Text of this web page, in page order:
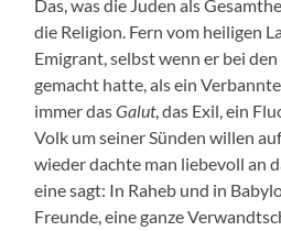
Das, was die Juden als
die Religion. Fern vom heiligen
Emigrant, selbst wenn er bei
gemacht hatte, als ein
immer dasGalut, das Exil, ein
Volk um seiner Sünden willen
wieder dachte man liebevoll an
eine sagt: In Raheb und in
Freunde, eine ganze